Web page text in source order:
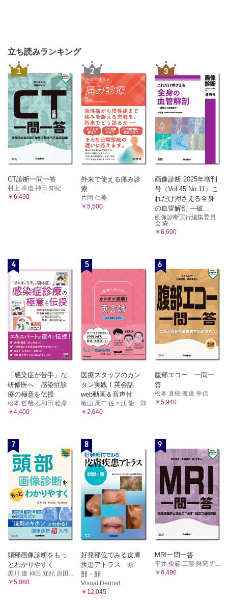
3 両タイプの皮膚バリア機能
4 両タイプの免疫異常
(3) 外因性アトピー性皮膚炎の特徴
1 フィラグリン遺伝子変異に基づくもの
2 その他の主に外因性アトピー性皮膚炎でみられる症状
(4) 内因性アトピー性皮膚炎の特徴
1 Dennie-Morgan fold（line）
2 金属アレルギー
(5) おわりに
Columm アトピー性皮膚炎とブリーチバス療法
1 はじめに
5 三位一体論に基づくアトピー性皮膚炎ベスト治療
立ち読みランキング
1
CT診断一問一答
村上 卓道 神田 知紀
￥6,490
2
外来で使える痛み診
療
片岡 仁美
￥5,500
3
画像診断 2025年増刊
号（Vol.45 No.11）こ
れだけ押さえる全身
の血管解剖 ―破...
画像診断実行編集委員
会 森...
￥6,600
4
「感染症が苦手」な
研修医へ 感染症診
療の極意を伝授
松本 哲哉 石和田 稔彦 ...
￥4,400
5
医療スタッフのカン
タン実践！英会話
web動画＆音声付
亀山 周二 佐々江 龍一郎
￥2,640
6
腹部エコー 一問一
答
松本 直樹 渡邊 幸信
￥5,940
7
頭部画像診断をもっ
とわかりやすく
黒川 遼 神田 知紀 原田...
￥5,060
8
好発部位でみる皮膚
疾患アトラス 頭
部・顔
Visual Dermat...
￥12,045
9
MRI一問一答
平井 俊範 工藤 與亮 堀...
￥6,490